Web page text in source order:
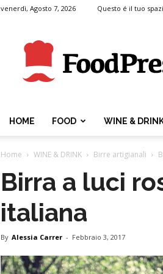
venerdì, Agosto 7, 2026 Questo é il tuo
FoodPress
HOME FOOD WINE &
Home WINE & DRINK Birre artigianali
Birra a luci
italiana
By Alessia Carrer - Febbraio 3, 2017